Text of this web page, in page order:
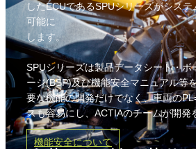
したECUであるSPUシリーズがシス
可能に
します。
SPUシリーズは製品データシート・ボ
ージ(BSP)及び機能安全マニュアル等
要な機能の開発だけでなく、車両の
スも容易にし、ACTIAのチームが開発
機能安全について